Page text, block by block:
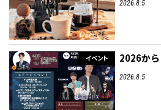
2026.8.5
イベント 2026か
2026.8.5